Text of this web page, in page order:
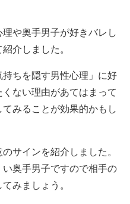
や奥手男子が好きバレし
介しました。
ちを隠す男性心理」に好
ない理由があてはまって
みることが効果的かもし
サインを紹介しました。
奥手男子ですので相手の
みましょう。